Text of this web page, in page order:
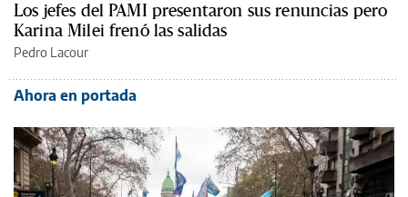
Los jefes del PAMI presentaron sus renuncias pero
Karina Milei frenó las salidas
Pedro Lacour
Ahora en portada